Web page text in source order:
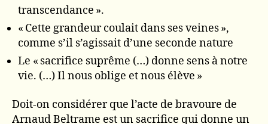
transcendance ».
« Cette grandeur coulait dans ses veines »,
comme s’il s’agissait d’une seconde nature
Le « sacrifice suprême (…) donne sens à notre
vie. (…) Il nous oblige et nous élève »
Doit-on considérer que l’acte de bravoure de
Arnaud Beltrame est un sacrifice qui donne un